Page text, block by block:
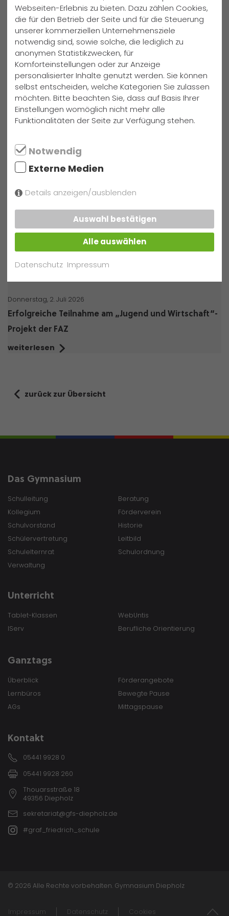
Herr Rolfes, der als alleiniger Schiedsrichter antrat, hatte
mit diesem sehr fairen Spiel keine Mühe, welches mit 20:10
für das Lehrerteam endete.
Das Fazit dieser Begegnung ziehe ich folgendermaßen: In
der ersten Halbzeit haben die Schüler die Lehrer nah an
eine Niederlage gebracht - in der zweiten Halbzeit setzte
sich dann allerdings die Erfahrung durch!
Text: Birgit Becker, Foto: Sylke Teuteberg
weitere Neuigkeiten
Die AG "Girls’ Day Akademie"
Donnerstag, 2. Juli 2026
Erfolgreiche Teilnahme am „Jugend und Wirtschaft“-
Projekt der FAZ
weiterlesen
zurück zur Übersicht
Das Gymnasium
Schulleitung
Kollegium
Schulvorstand
Schülervertretung
Schulelternrat
Verwaltung
Beratung
Förderverein
Historie
Leitbild
Schulordnung
Unterricht
Tablet-Klassen
IServ
WebUntis
Berufliche Orientierung
Ganztags
Überblick
Lernbüros
AGs
Förderangebote
Bewegte Pause
Mittagspause
Kontakt
05441 9928 0
05441 9928 260
Thouarsstraße 18
49356 Diepholz
sekretariat@gfs-diepholz.de
#graf_friedrich_schule
© 2026 Alle Rechte vorbehalten. Gymnasium Diepholz
Impressum Datenschutz Cookies
Webseiten-Erlebnis zu bieten. Dazu zählen Cookies,
die für den Betrieb der Seite und für die Steuerung
unserer kommerziellen Unternehmensziele
notwendig sind, sowie solche, die lediglich zu
anonymen Statistikzwecken, für
Komforteinstellungen oder zur Anzeige
personalisierter Inhalte genutzt werden. Sie können
selbst entscheiden, welche Kategorien Sie zulassen
möchten. Bitte beachten Sie, dass auf Basis Ihrer
Einstellungen womöglich nicht mehr alle
Funktionalitäten der Seite zur Verfügung stehen.
Notwendig
Externe Medien
Details anzeigen/ausblenden
Auswahl bestätigen
Alle auswählen
Datenschutz Impressum